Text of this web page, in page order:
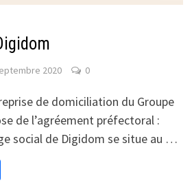
2020 0
de domiciliation du Groupe
de l’agréement préfectoral :
social de Digidom se situe au …
Partager